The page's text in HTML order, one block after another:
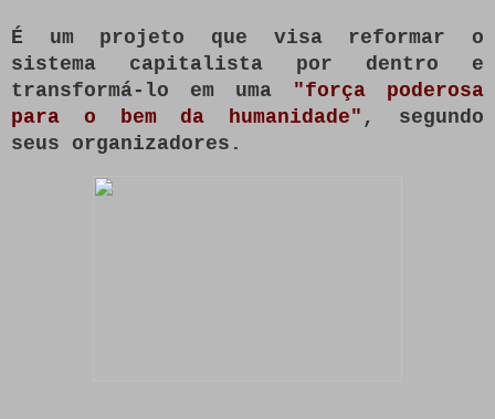
É um projeto que visa reformar o
sistema capitalista por dentro e
transformá-lo em uma "força poderosa
para o bem da humanidade" , segundo
seus organizadores.